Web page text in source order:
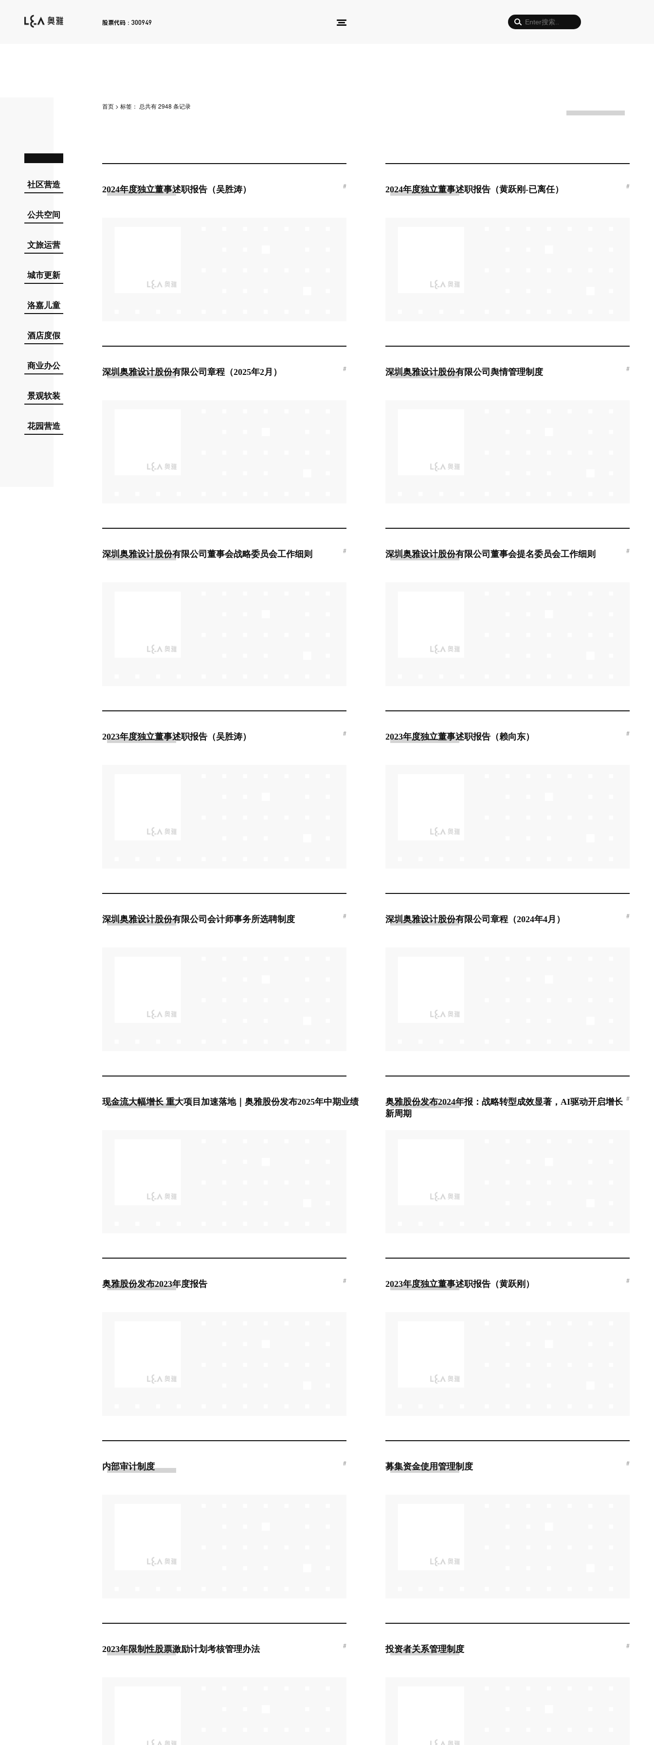
股票代码： 300949
社区营造
公共空间
文旅运营
城市更新
洛嘉儿童
酒店度假
商业办公
景观软装
花园营造
首页 > 标签： 总共有 2948 条记录
2024年度独立董事述职报告（吴胜涛） # 2024年度独立董事述职报告（黄跃刚-已离任） #
深圳奥雅设计股份有限公司章程（2025年2月） # 深圳奥雅设计股份有限公司舆情管理制度 #
深圳奥雅设计股份有限公司董事会战略委员会工作细则 # 深圳奥雅设计股份有限公司董事会提名委员会工作细则 #
2023年度独立董事述职报告（吴胜涛） # 2023年度独立董事述职报告（赖向东） #
深圳奥雅设计股份有限公司会计师事务所选聘制度 # 深圳奥雅设计股份有限公司章程（2024年4月） #
现金流大幅增长 重大项目加速落地｜奥雅股份发布2025年中期业绩
#
奥雅股份发布2024年报：战略转型成效显著，AI驱动开启增长
新周期
#
奥雅股份发布2023年度报告 # 2023年度独立董事述职报告（黄跃刚） #
内部审计制度 # 募集资金使用管理制度 #
2023年限制性股票激励计划考核管理办法 # 投资者关系管理制度 #